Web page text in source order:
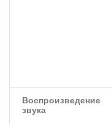
Воспроизведение
звука